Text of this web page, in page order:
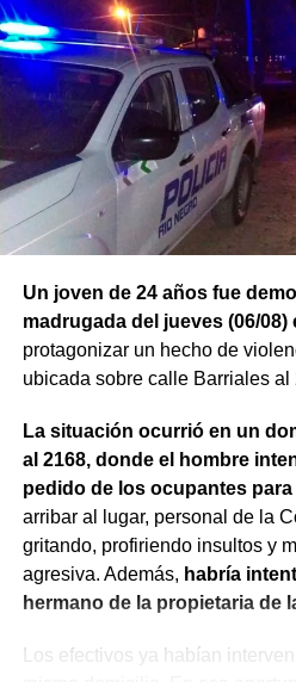
Un joven de 24 años fue
madrugada del jueves (06/08)
protagonizar un hecho de
ubicada sobre calle Barriales al
La situación ocurrió en un
al 2168, donde el hombre
pedido de los ocupantes
arribar al lugar, personal de la
gritando, profiriendo insultos y
agresiva. Además, habría
hermano de la propietaria de
Los efectivos ya habían